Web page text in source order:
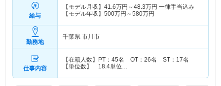
給与
【モデル月収】 41.6万円～48.3万円 一律手当込み
【モデル年収】 500万円～580万円
勤務地
千葉県 市川市
仕事内容
【在籍人数】PT：45名 OT：26名 ST：17名
【単位数】 18.4単位…